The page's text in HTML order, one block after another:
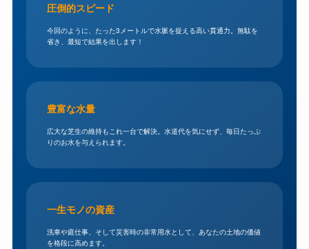
圧倒的スピード
今回のように、たった3メートルで水脈を捉える高い貫通力。無駄を
省き、最短で結果を出します！
豊富な水量
広大な芝生の維持もこれ一台で解決。水道代を気にせず、毎日たっぷ
りのお水を与えられます。
一生モノの資産
洗車や庭仕事、そして災害時の非常用水として、あなたの土地の価値
を格段に高めます。